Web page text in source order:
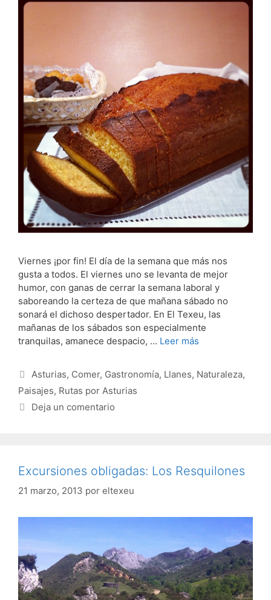
Viernes ¡por fin! El día de la semana que más nos
gusta a todos. El viernes uno se levanta de mejor
humor, con ganas de cerrar la semana laboral y
saboreando la certeza de que mañana sábado no
sonará el dichoso despertador. En El Texeu, las
mañanas de los sábados son especialmente
tranquilas, amanece despacio, … Leer más
Categorías
Asturias, Comer, Gastronomía, Llanes, Naturaleza,
Paisajes, Rutas por Asturias
Deja un comentario
Excursiones obligadas: Los Resquilones
21 marzo, 2013 por eltexeu